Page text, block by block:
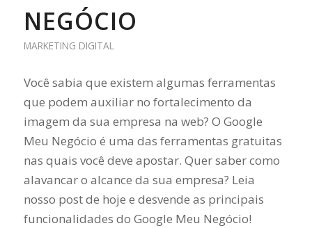
NEGÓCIO
MARKETING DIGITAL
Você sabia que existem algumas ferramentas
que podem auxiliar no fortalecimento da
imagem da sua empresa na web? O Google
Meu Negócio é uma das ferramentas gratuitas
nas quais você deve apostar. Quer saber como
alavancar o alcance da sua empresa? Leia
nosso post de hoje e desvende as principais
funcionalidades do Google Meu Negócio!